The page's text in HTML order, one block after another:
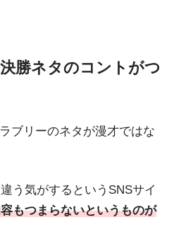
勝ネタのコントがつ
ブリーのネタが漫才ではな
う気がするというSNSサイ
もつまらないというものが